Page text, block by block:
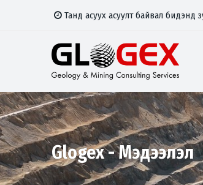
Танд асуух асуулт байвал бидэнд
Glogex - Мэдээлэл